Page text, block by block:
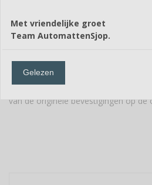
matten eenvoudig te
reinigen. Afspoelen met water en
De rubbermatten & kofferbakmatten
gegarandeerde pasvorm voor de
van de originele bevestigingen op de
Met vriendelijke groet
Team AutomattenSjop.
Gelezen